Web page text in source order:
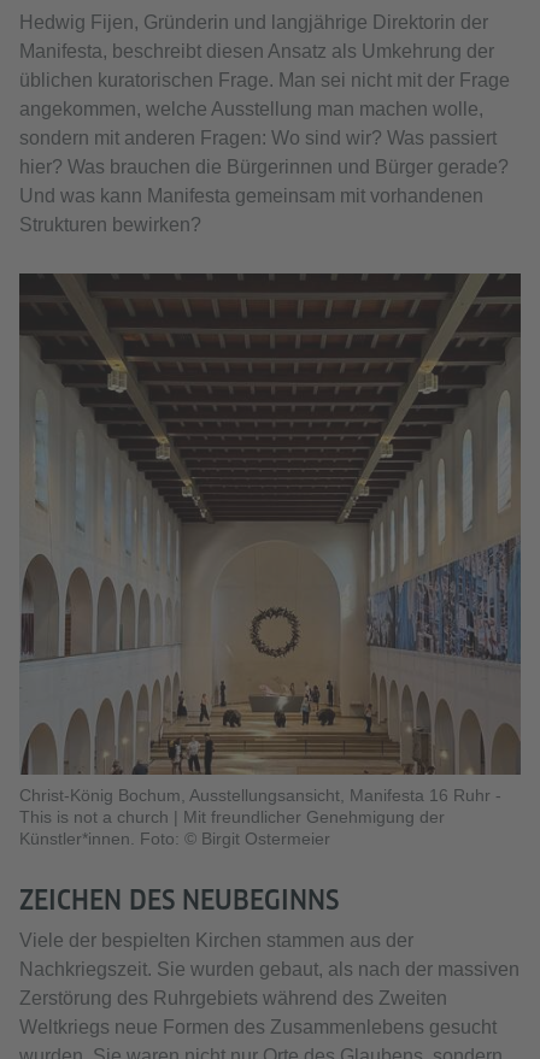
Hedwig Fijen, Gründerin und langjährige Direktorin der
Manifesta, beschreibt diesen Ansatz als Umkehrung der
üblichen kuratorischen Frage. Man sei nicht mit der Frage
angekommen, welche Ausstellung man machen wolle,
sondern mit anderen Fragen: Wo sind wir? Was passiert
hier? Was brauchen die Bürgerinnen und Bürger gerade?
Und was kann Manifesta gemeinsam mit vorhandenen
Strukturen bewirken?
Christ-König Bochum, Ausstellungsansicht, Manifesta 16 Ruhr -
This is not a church | Mit freundlicher Genehmigung der
Künstler*innen. Foto: © Birgit Ostermeier
ZEICHEN DES NEUBEGINNS
Viele der bespielten Kirchen stammen aus der
Nachkriegszeit. Sie wurden gebaut, als nach der massiven
Zerstörung des Ruhrgebiets während des Zweiten
Weltkriegs neue Formen des Zusammenlebens gesucht